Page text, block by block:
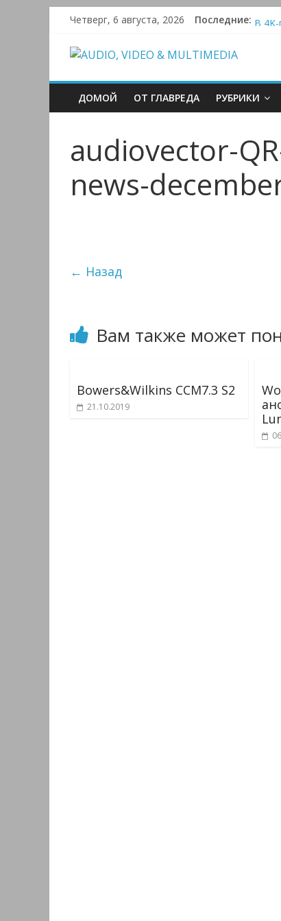
Skip
content
Четверг, 6 августа, 2026 Последние:
В
AUDIO,
VIDEO
&
MULTIMEDIA
ДОМОЙ ОТ ГЛАВРЕДА РУБРИКИ
audiovector-
news-
← Назад
Вам также может
Bowers&Wilkins CCM7.3 S2
21.10.2019